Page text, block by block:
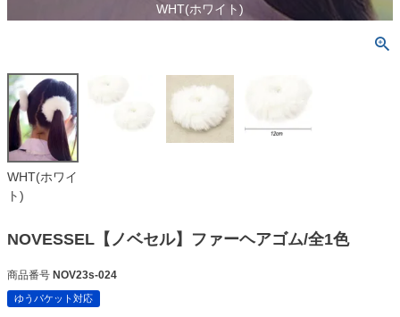
WHT(ホワイト)
WHT(ホワイ
ト)
NOVESSEL【ノベセル】ファーヘアゴム/全1色
商品番号 NOV23s-024
ゆうパケット対応